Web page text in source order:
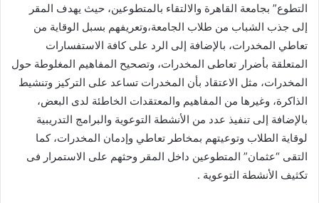
التطوع” بجامعة القاهرة والالتقاء بالمتطوعين، حيث يهدف المقر
إلى جذب الشباب من طلاب الجامعة،وتعريفهم بسبل الوقاية من
تعاطي المخدرات، بالإضافة إلى الرد على كافة الاستفسارات
المتعلقة بأضرار تعاطى المخدرات، وتصحيح المفاهيم المغلوطة حول
المخدرات، مثل الاعتقاد بأن المخدرات تساعد على التركيز وتنشيط
الذاكرة، وغيرها من المفاهيم والمعتقدات الخاطئة لدى البعض،
بالإضافة إلى تنفيذ عدد من الأنشطة التوعوية والبرامج التدريبية
لوقاية الطلاب وتوعيتهم بمخاطر تعاطي وإدمان المخدرات، كما
التقى “عثمان” المتطوعين داخل المقر وحثهم على الاستمرار فى
تكثيف الأنشطة التوعوية .